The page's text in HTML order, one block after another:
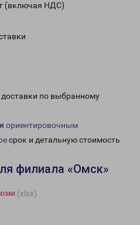
(включая НДС)
по выбранному
ориентировочным
срок и детальную стоимость
филиала «Омск»
(xlsx)